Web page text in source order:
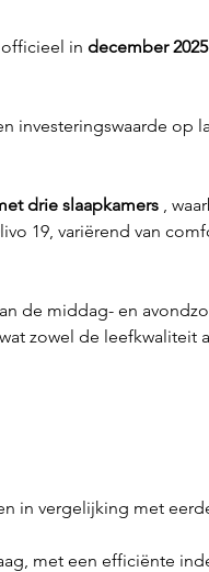
in december 2025
investeringswaarde op
drie slaapkamers ,
19, variërend van
de middag- en
zowel de leefkwaliteit
in vergelijking met
met een efficiënte